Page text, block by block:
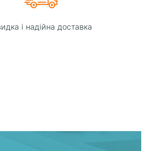
і надійна доставка